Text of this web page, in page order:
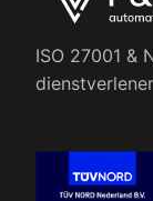
ISO 27001 &